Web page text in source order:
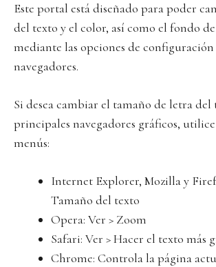
Este portal está diseñado para poder
del texto y el color, así como el fondo
mediante las opciones de configuración
navegadores.
Si desea cambiar el tamaño de letra del
principales navegadores gráficos,
menús:
Internet Explorer, Mozilla y
Tamaño del texto
Opera: Ver > Zoom
Safari: Ver > Hacer el texto más
Chrome: Controla la página